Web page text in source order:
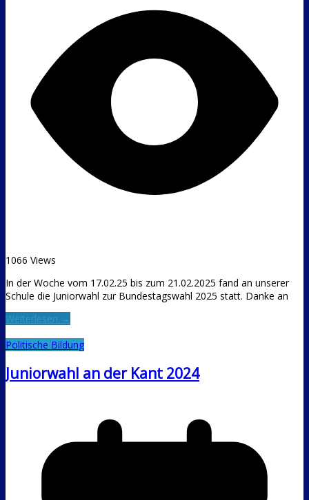
1066 Views
In der Woche vom 17.02.25 bis zum 21.02.2025 fand an unserer
Schule die Juniorwahl zur Bundestagswahl 2025 statt. Danke an
Weiterlesen →
Politische Bildung
Juniorwahl an der Kant 2024